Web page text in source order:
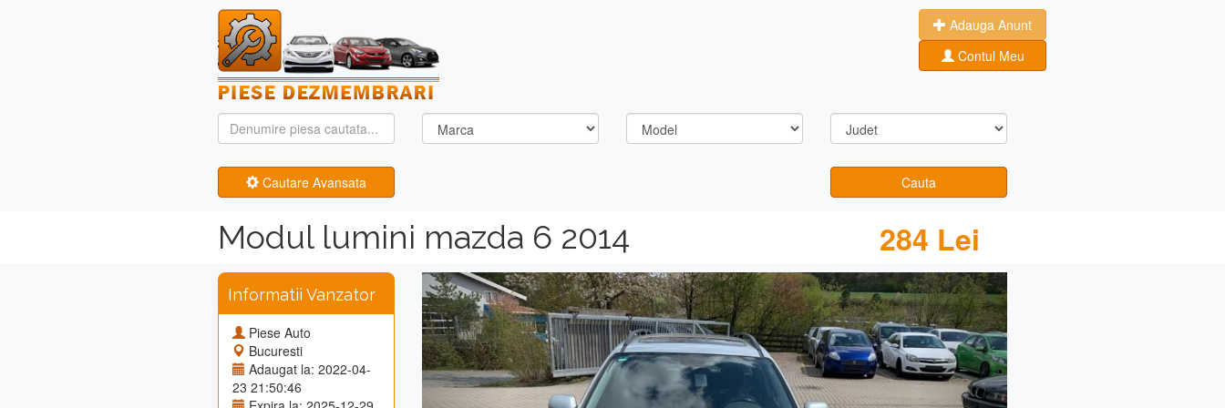
Adauga Anunt
Contul Meu
Cautare Avansata Cauta
Modul lumini mazda 6 2014 284 Lei
Informatii Vanzator
Piese Auto
Bucuresti
Adaugat la: 2022-04-
23 21:50:46
Previous Next